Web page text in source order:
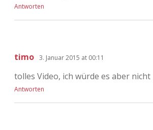
Antworten
timo 3. Januar 2015 at 00:11
tolles Video, ich würde es aber nicht
Antworten